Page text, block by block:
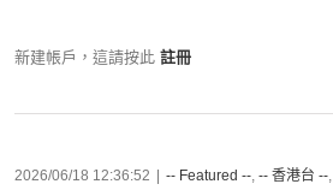
新建帳戶，這請按此 註冊
2026/06/18 12:36:52 -- Featured --, -- 香港台 --,